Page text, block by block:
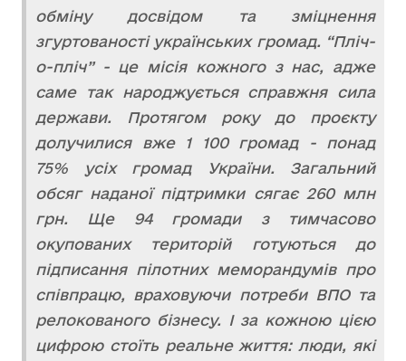
обміну досвідом та зміцнення
згуртованості українських громад. “Пліч-
о-пліч” - це місія кожного з нас, адже
саме так народжується справжня сила
держави. Протягом року до проєкту
долучилися вже 1 100 громад - понад
75% усіх громад України. Загальний
обсяг наданої підтримки сягає 260 млн
грн. Ще 94 громади з тимчасово
окупованих територій готуються до
підписання пілотних меморандумів про
співпрацю, враховуючи потреби ВПО та
релокованого бізнесу. І за кожною цією
цифрою стоїть реальне життя: люди, які